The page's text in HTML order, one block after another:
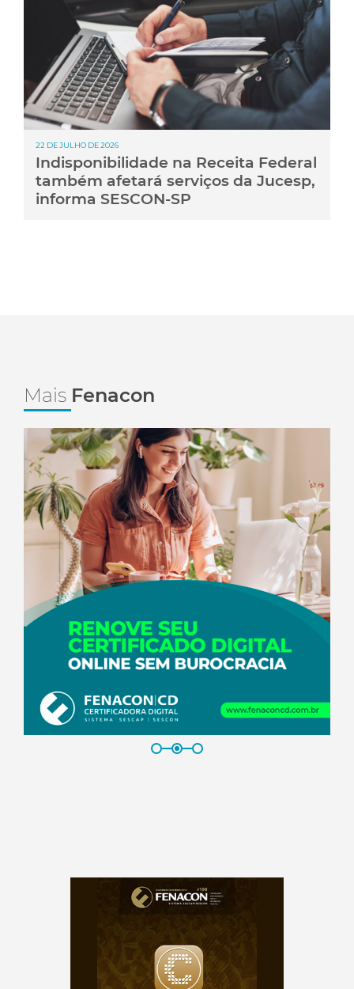
22 DE JULHO DE 2026
Indisponibilidade na Receita Federal
também afetará serviços da Jucesp,
informa SESCON-SP
Mais Fenacon